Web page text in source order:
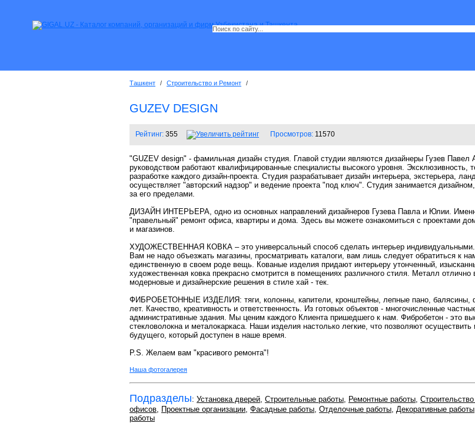
Ташкент / Строительство и Ремонт /
GUZEV DESIGN
Рейтинг: 355 Просмотров: 11570
"GUZEV design" - фамильная дизайн студия. Главой студии являются дизайнеры Гузев
руководством работают квалифицированные специалисты высокого уровня. Эксклюзивность,
разработке каждого дизайн-проекта. Студия разрабатывает дизайн интерьера, экстерьера,
осуществляет "авторский надзор" и ведение проекта "под ключ". Студия занимается
за его пределами.
ДИЗАЙН ИНТЕРЬЕРА, одно из основных направлений дизайнеров Гузева Павла и Юлии.
"правельный" ремонт офиса, квартиры и дома. Здесь вы можете ознакомиться с проектами
и магазинов.
ХУДОЖЕСТВЕННАЯ КОВКА – это универсальный способ сделать интерьер
Вам не надо объезжать магазины, просматривать каталоги, вам лишь следует обратиться к
единственную в своем роде вещь. Кованые изделия придают интерьеру утонченный,
художественная ковка прекрасно смотрится в помещениях различного стиля. Металл отлично
модерновые и дизайнерские решения в стиле хай - тек.
ФИБРОБЕТОННЫЕ ИЗДЕЛИЯ: тяги, колонны, капители, кронштейны, лепные пано, балясины,
лет. Качество, креативность и ответственность. Из готовых объектов - многочисленные
административные здания. Мы ценим каждого Клиента пришедшего к нам. Фибробетон - это
стекловолокна и металокаркаса. Наши изделия настолько легкие, что позволяют
будущего, который доступен в наше время.
P.S. Желаем вам "красивого ремонта"!
Наша фотогалерея
Подразделы: Установка дверей, Строительные работы, Ремонтные работы,
офисов, Проектные организации, Фасадные работы, Отделочные работы, Декоративные работы
работы